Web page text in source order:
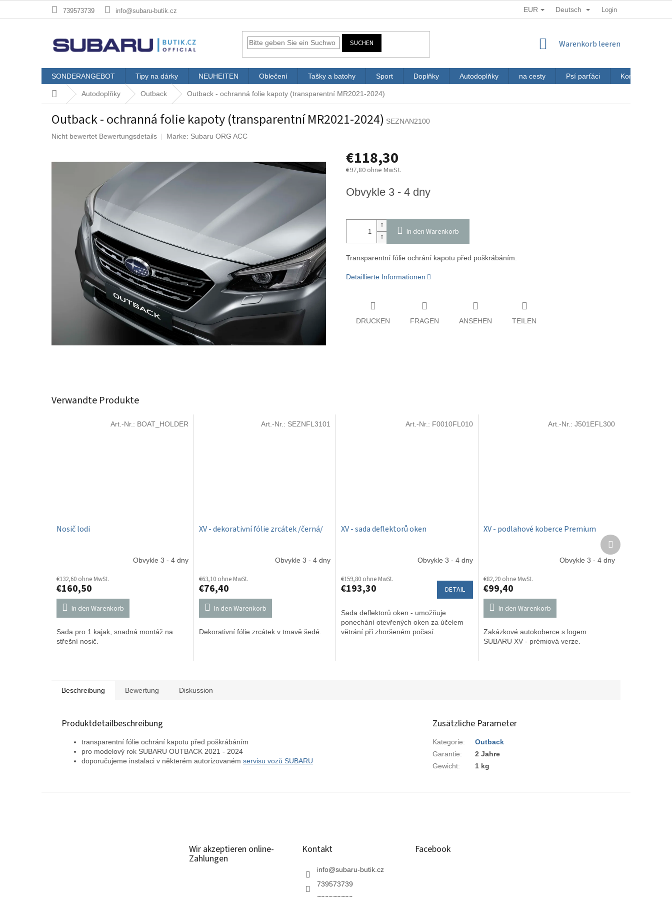
739573739 info@subaru-butik.cz EUR Deutsch Login
SUCHEN WARENKORB
Warenkorb leeren
SONDERANGEBOT Tipy na dárky NEUHEITEN Oblečení Tašky a batohy Sport Doplňky Autodoplňky na cesty Psí parťáci Kontakt
StartseiteAutodoplňky Outback Outback - ochranná folie kapoty (transparentní MR2021-2024)
Outback - ochranná folie kapoty (transparentní MR2021-2024) SEZNAN2100
Die
ist
Nicht bewertet Bewertungsdetails Marke: Subaru ORG ACC
€118,30
€97,80 ohne MwSt.
Obvykle 3 - 4 dny
In den Warenkorb
Transparentní fólie ochrání kapotu před poškrábáním.
Detaillierte Informationen
DRUCKEN FRAGEN ANSEHEN TEILEN
Verwandte Produkte
Nosič lodi
Obvykle 3 - 4 dny
€132,60 ohne MwSt.
€160,50
In den Warenkorb
Sada pro 1 kajak, snadná montáž na
střešní nosič.
Art.-Nr.: BOAT_HOLDER
XV - dekorativní fólie zrcátek /černá/
Obvykle 3 - 4 dny
€63,10 ohne MwSt.
€76,40
In den Warenkorb
Dekorativní fólie zrcátek v tmavě šedé.
Art.-Nr.: SEZNFL3101
XV - sada deflektorů oken
Obvykle 3 - 4 dny
€159,80 ohne MwSt.
€193,30 DETAIL
Sada deflektorů oken - umožňuje
ponechání otevřených oken za účelem
větrání při zhoršeném počasí.
Art.-Nr.: F0010FL010
XV - podlahové koberce Premium
Obvykle 3 - 4 dny
€82,20 ohne MwSt.
€99,40
In den Warenkorb
Zakázkové autokoberce s logem
SUBARU XV - prémiová verze.
Art.-Nr.: J501EFL300
Nächstes
Produkt
Beschreibung Bewertung Diskussion
Produktdetailbeschreibung
transparentní fólie ochrání kapotu před poškrábáním
pro modelový rok SUBARU OUTBACK 2021 - 2024
doporučujeme instalaci v některém autorizovaném servisu vozů SUBARU
Zusätzliche Parameter
Kategorie:
Outback
Garantie:
2 Jahre
Gewicht: 1 kg
Wir akzeptieren online-
Zahlungen
Kontakt
info@subaru-butik.cz
739573739
Facebook